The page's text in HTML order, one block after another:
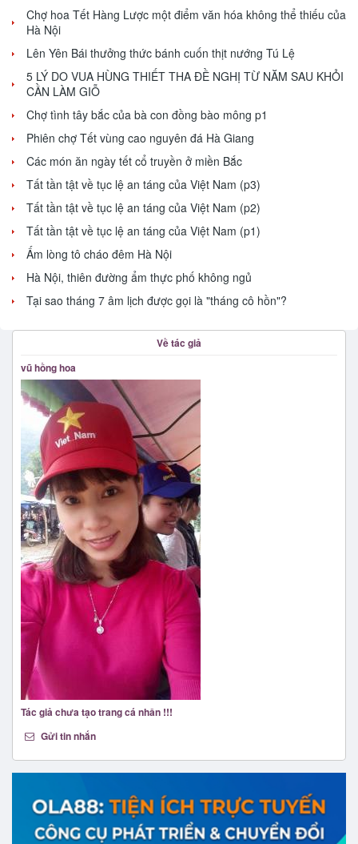
Chợ hoa Tết Hàng Lược một điểm văn hóa không thể thiếu của
Hà Nội
Lên Yên Bái thưởng thức bánh cuốn thịt nướng Tú Lệ
5 LÝ DO VUA HÙNG THIẾT THA ĐỀ NGHỊ TỪ NĂM SAU KHỎI
CẦN LÀM GIỖ
Chợ tình tây bắc của bà con đồng bào mông p1
Phiên chợ Tết vùng cao nguyên đá Hà Giang
Các món ăn ngày tết cổ truyền ở miền Bắc
Tất tần tật về tục lệ an táng của Việt Nam (p3)
Tất tần tật về tục lệ an táng của Việt Nam (p2)
Tất tần tật về tục lệ an táng của Việt Nam (p1)
Ấm lòng tô cháo đêm Hà Nội
Hà Nội, thiên đường ẩm thực phố không ngủ
Tại sao tháng 7 âm lịch được gọi là "tháng cô hồn"?
Về tác giả
vũ hồng hoa
Tác giả chưa tạo trang cá nhân !!!
Gửi tin nhắn